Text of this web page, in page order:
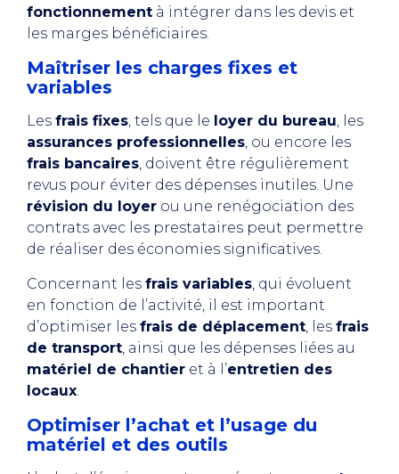
fonctionnement à intégrer dans les devis et
les marges bénéficiaires.
Maîtriser les charges fixes et
variables
Les frais fixes, tels que le loyer du bureau, les
assurances professionnelles, ou encore les
frais bancaires, doivent être régulièrement
revus pour éviter des dépenses inutiles. Une
révision du loyer ou une renégociation des
contrats avec les prestataires peut permettre
de réaliser des économies significatives.
Concernant les frais variables, qui évoluent
en fonction de l’activité, il est important
d’optimiser les frais de déplacement, les frais
de transport, ainsi que les dépenses liées au
matériel de chantier et à l’entretien des
locaux.
Optimiser l’achat et l’usage du
matériel et des outils